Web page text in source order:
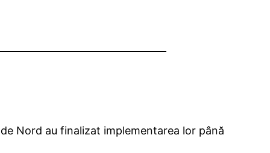
Nord au finalizat implementarea lor până